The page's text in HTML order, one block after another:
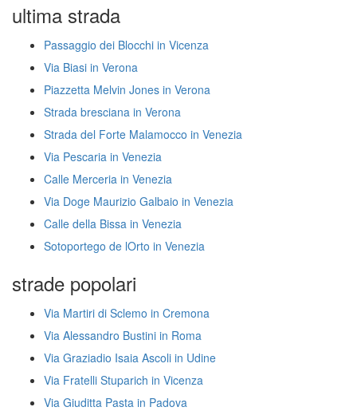
ultima strada
Passaggio dei Blocchi in Vicenza
Via Biasi in Verona
Piazzetta Melvin Jones in Verona
Strada bresciana in Verona
Strada del Forte Malamocco in Venezia
Via Pescaria in Venezia
Calle Merceria in Venezia
Via Doge Maurizio Galbaio in Venezia
Calle della Bissa in Venezia
Sotoportego de lOrto in Venezia
strade popolari
Via Martiri di Sclemo in Cremona
Via Alessandro Bustini in Roma
Via Graziadio Isaia Ascoli in Udine
Via Fratelli Stuparich in Vicenza
Via Giuditta Pasta in Padova